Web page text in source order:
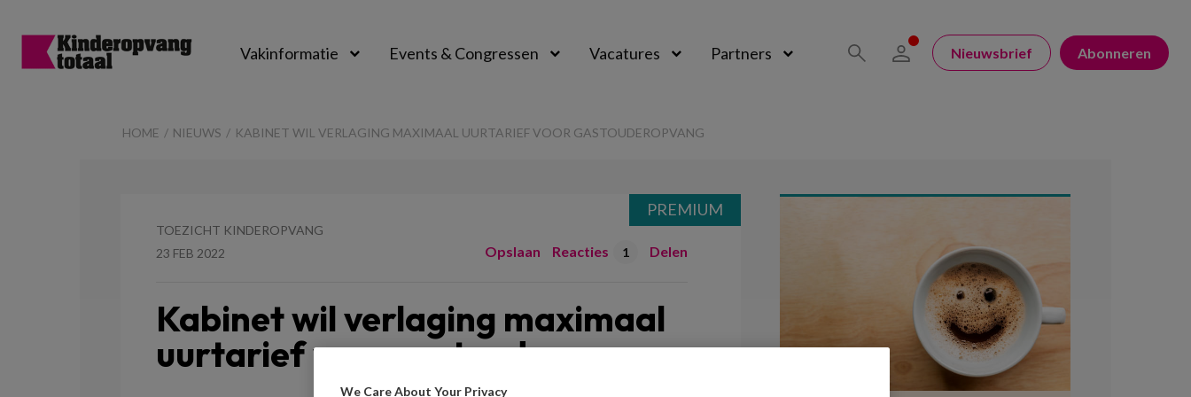
Vakinformatie Events & Congressen Vacatures Partners Nieuwsbrief Abonneren
HOME NIEUWS KABINET WIL VERLAGING MAXIMAAL UURTARIEF VOOR GASTOUDEROPVANG
TOEZICHT KINDEROPVANG
23 FEB 2022
Opslaan Reacties 1 Delen
Kabinet wil verlaging maximaal
uurtarief voor gastouderopvang
PREMIUM
We Care About Your Privacy